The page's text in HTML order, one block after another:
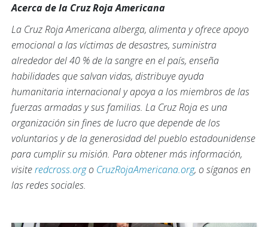
Acerca de la Cruz Roja Americana
La Cruz Roja Americana alberga, alimenta y ofrece apoyo
emocional a las víctimas de desastres, suministra
alrededor del 40 % de la sangre en el país, enseña
habilidades que salvan vidas, distribuye ayuda
humanitaria internacional y apoya a los miembros de las
fuerzas armadas y sus familias. La Cruz Roja es una
organización sin fines de lucro que depende de los
voluntarios y de la generosidad del pueblo estadounidense
para cumplir su misión. Para obtener más información,
visiteredcross.orgo CruzRojaAmericana.org, o síganos en
las redes sociales.